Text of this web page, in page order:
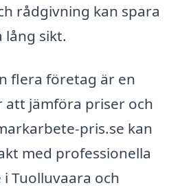
rådgivning kan spara
lång sikt.
flera företag är en
jämföra priser och
pris.se kan
med professionella
Tuolluvaara och